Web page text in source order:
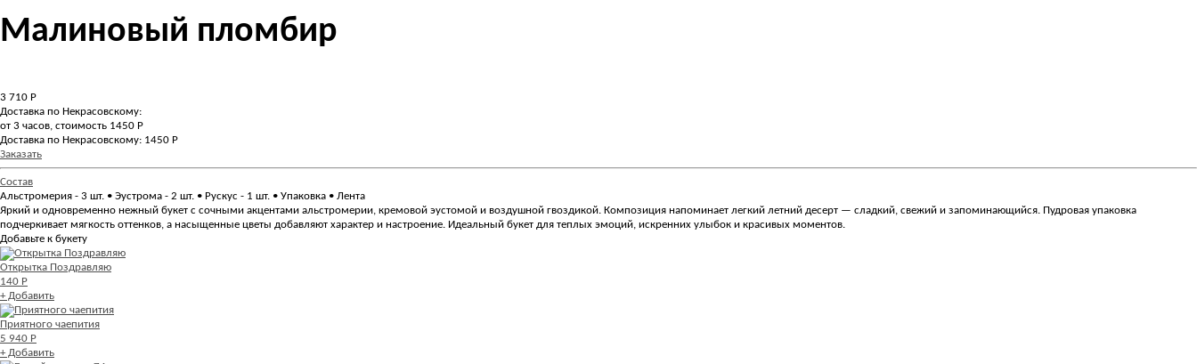
Малиновый пломбир
3 710 Р
Доставка по Некрасовскому:
от 3 часов, стоимость 1450 Р
Доставка по Некрасовскому: 1450 Р
Заказать
Состав
Альстромерия - 3 шт. • Эустрома - 2 шт. • Рускус - 1 шт. • Упаковка • Лента
Яркий и одновременно нежный букет с сочными акцентами альстромерии, кремовой эустомой и воздушной гвоздикой. Композиция напоминает легкий летний десерт — сладкий, свежий и запоминающийся. Пудровая упаковка
подчеркивает мягкость оттенков, а насыщенные цветы добавляют характер и настроение. Идеальный букет для теплых эмоций, искренних улыбок и красивых моментов.
Добавьте к букету
Открытка Поздравляю
140 Р
+ Добавить
Приятного чаепития
5 940 Р
+ Добавить